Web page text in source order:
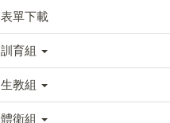
表單下載
訓育組
生教組
體衛組